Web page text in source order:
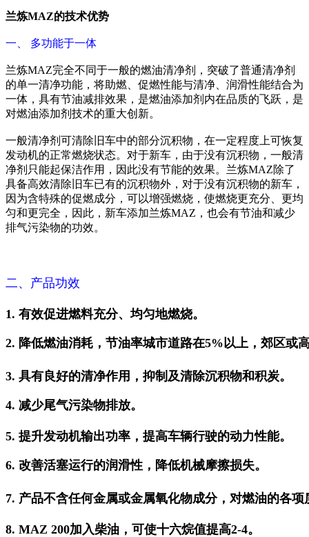
兰炼MAZ的技术优势
一、 多功能于一体
兰炼MAZ完全不同于一般的燃油清净剂，突破了普通清净剂
的单一清净功能，将助燃、促燃性能与清净、润滑性能结合为
一体，具有节油减排效果，是燃油添加剂内在品质的飞跃，是
对燃油添加剂技术的重大创新。
一般清净剂可清除旧车中的部分沉积物，在一定程度上可恢复
发动机的正常燃烧状态。对于新车，由于没有沉积物，一般清
净剂只能起保洁作用，因此没有节能的效果。兰炼MAZ除了
具备高效清除旧车已有的沉积物外，对于没有沉积物的新车，
因为含特殊的促燃成分，可以增强燃烧，使燃烧更充分、更均
匀和更完全，因此，新车添加兰炼MAZ，也会有节油和减少
排气污染物的功效。
二、产品功效
1. 有效促进燃料充分、均匀地燃烧。
2. 降低燃油消耗，节油率城市道路在5%以上，郊区或
3. 具有良好的清净作用，抑制及清除沉积物和积炭。
4. 减少尾气污染物排放。
5. 提升发动机输出功率，提高车辆行驶的动力性能。
6. 改善活塞运行的润滑性，降低机械摩擦损失。
7. 产品不含任何金属或金属氧化物成分，对燃油的各
8. MAZ 200加入柴油，可使十六烷值提高2-4。